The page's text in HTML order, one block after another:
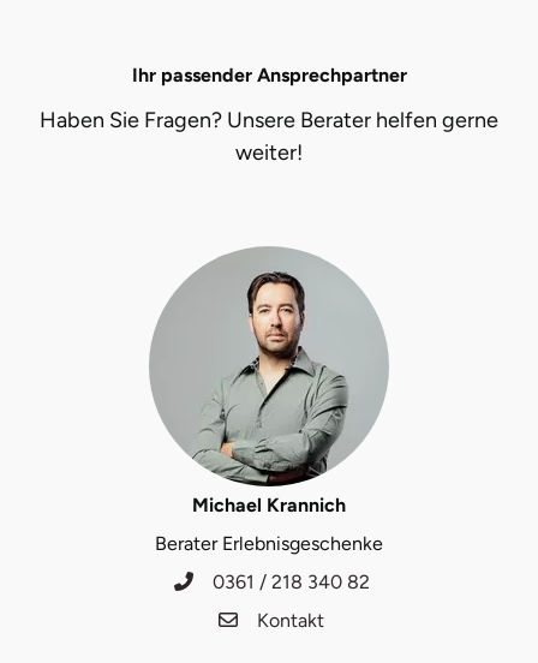
Ihr passender Ansprechpartner
Haben Sie Fragen? Unsere Berater helfen gerne
weiter!
Michael Krannich
Berater Erlebnisgeschenke
0361 / 218 340 82
Kontakt